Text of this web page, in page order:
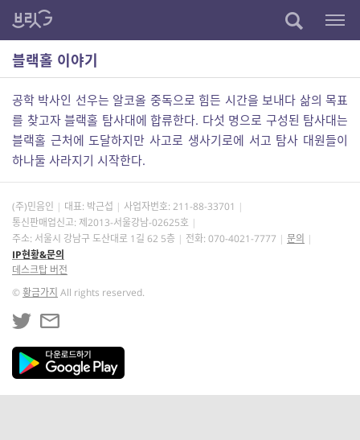
블랙홀 이야기
공학 박사인 선우는 알코올 중독으로 힘든 시간을 보내다 삶의 목표
를 찾고자 블랙홀 탐사대에 합류한다. 다섯 명으로 구성된 탐사대는
블랙홀 근처에 도달하지만 사고로 생사기로에 서고 탐사 대원들이
하나둘 사라지기 시작한다.
(주)민음인 대표: 박근섭 사업자번호: 211-88-33701
통신판매업신고: 제2013-서울강남-02625호
주소: 서울시 강남구 도산대로 1길 62 5층
전화: 070-4021-7777
문의
IP현황&문의
데스크탑 버전
©황금가지 All rights reserved.